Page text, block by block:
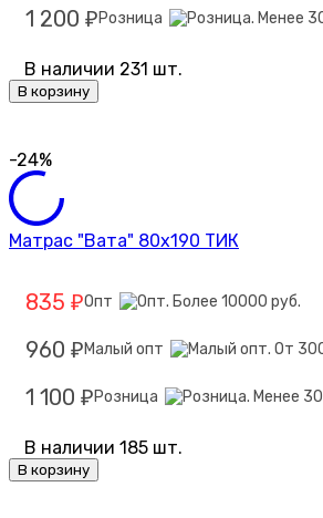
1 200 ₽ Розница
В наличии 231 шт.
В корзину
-24%
Матрас "Вата" 80х190 ТИК
835 ₽Опт
960 ₽ Малый опт
1 100 ₽ Розница
В наличии 185 шт.
В корзину